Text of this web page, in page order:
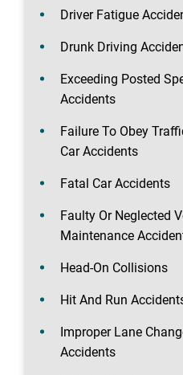
Driver Fatigue
Drunk Driving
Exceeding Posted
Accidents
Failure To Obey
Car Accidents
Fatal Car Accidents
Faulty Or Neglected
Maintenance
Head-On Collisions
Hit And Run
Improper Lane
Accidents